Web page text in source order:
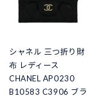
シャネル 三つ折り財
布 レディース
CHANEL AP0230
B10583 C3906 ブラ